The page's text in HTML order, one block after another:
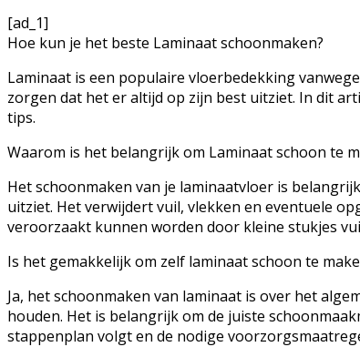
[ad_1]
Hoe kun je het beste Laminaat schoonmaken?
Laminaat is een populaire vloerbedekking
zorgen dat het er altijd op zijn best uitziet. In dit
tips.
Waarom is het belangrijk om Laminaat schoon te
Het schoonmaken van je laminaatvloer is
uitziet. Het verwijdert vuil, vlekken en eventuele
veroorzaakt kunnen worden door kleine stukjes
Is het gemakkelijk om zelf laminaat schoon te
Ja, het schoonmaken van laminaat is over het
houden. Het is belangrijk om de juiste
stappenplan volgt en de nodige